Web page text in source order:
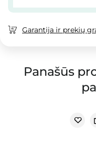
Garantija ir prekių
Panašūs